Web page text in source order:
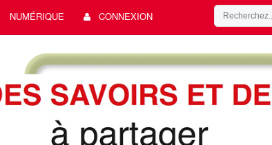
NUMÉRIQUE CONNEXION